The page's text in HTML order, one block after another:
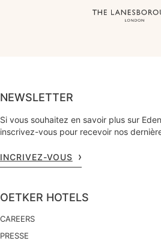
NEWSLETTER
Si vous souhaitez en savoir plus sur
inscrivez-vous pour recevoir nos
INCRIVEZ-VOUS
OETKER HOTELS
CAREERS
PRESSE